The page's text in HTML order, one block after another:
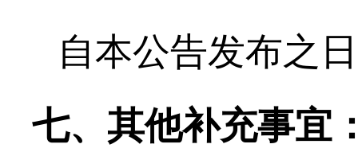
自本公告发布之
七、其他补充事宜